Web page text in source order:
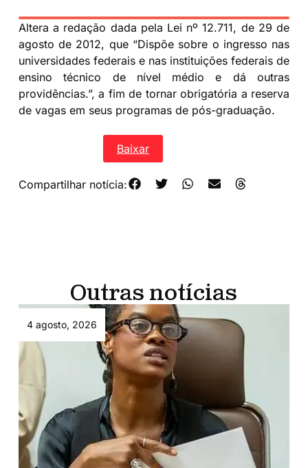
Altera a redação dada pela Lei nº 12.711, de 29 de
agosto de 2012, que “Dispõe sobre o ingresso nas
universidades federais e nas instituições federais de
ensino técnico de nível médio e dá outras
providências.”, a fim de tornar obrigatória a reserva
de vagas em seus programas de pós-graduação.
Baixar
Compartilhar notícia:
Outras notícias
4 agosto, 2026